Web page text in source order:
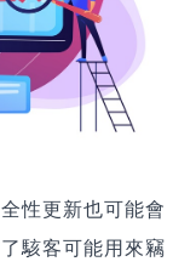
性更新也可能會
駭客可能用來竊